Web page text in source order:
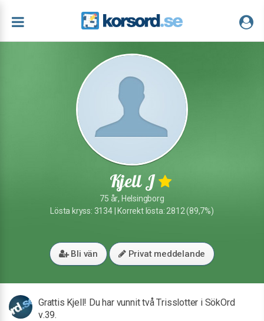
Kjell J
75 år, Helsingborg
Lösta kryss: 3134 | Korrekt lösta: 2812 (89,7%)
Bli vän Privat meddelande
Grattis Kjell! Du har vunnit två Trisslotter i SökOrd
v.39.